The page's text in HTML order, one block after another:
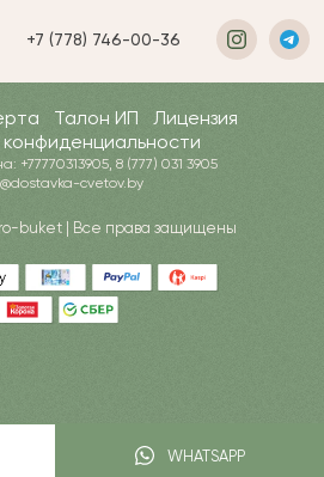
WHATSAPP
+7 (778) 746-00-36
Талон ИП
Лицензия
+77770313905, 8 (777) 031 3905
cvetov.by
buket | Все права защищены